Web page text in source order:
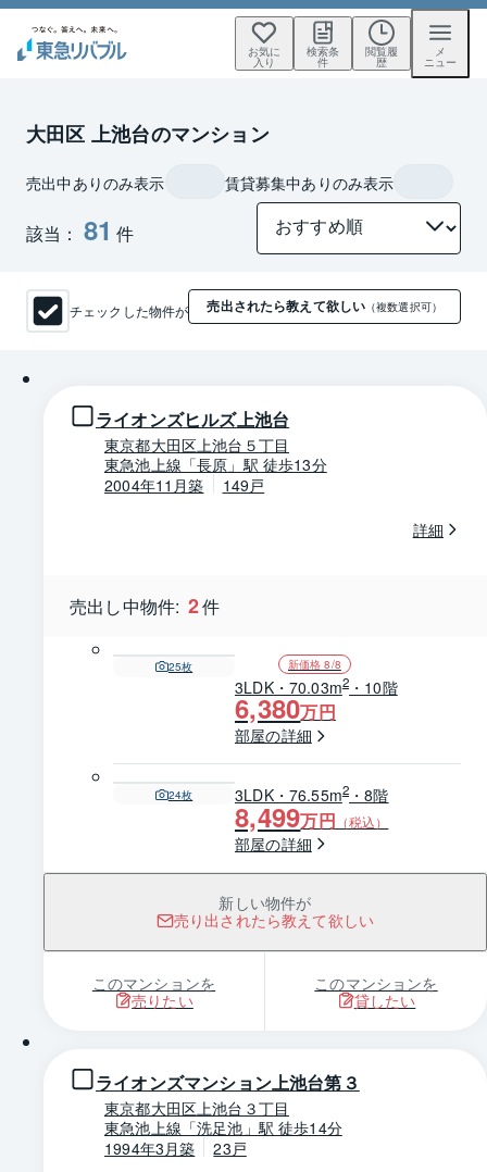
お気に
入り
検索条
件
閲覧履
歴
メ
ニュー
大田区 上池台のマンション
該当： 81 件
売出中ありのみ表示 賃貸募集中ありのみ表示
チェックした物件が 売出されたら教えて欲しい （複数選択可）
ライオンズヒルズ上池台
東京都大田区上池台５丁目
東急池上線「長原」駅 徒歩13分
2004年11月築
149戸
詳細
売出し中物件: 2件
25枚 新価格 8/8
3LDK・70.03m2 ・10階
6,380万円
部屋の詳細
24枚 3LDK・76.55m2 ・8階
8,499万円 （税込）
部屋の詳細
新しい物件が
売り出されたら教えて欲しい
このマンションを
売りたい
このマンションを
貸したい
ライオンズマンション上池台第３
東京都大田区上池台３丁目
東急池上線「洗足池」駅 徒歩14分
1994年3月築
23戸